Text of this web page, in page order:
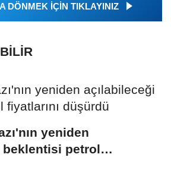
DÖNMEK İÇİN TIKLAYINIZ
yeniden
beklentisi petrol